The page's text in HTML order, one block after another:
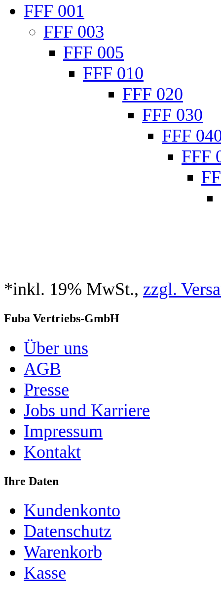
FFF 001
FFF 003
FFF 005
FFF 010
FFF 020
FFF 030
FFF
FFF
*inkl. 19% MwSt., zzgl.
Fuba Vertriebs-GmbH
Über uns
AGB
Presse
Jobs und Karriere
Impressum
Kontakt
Ihre Daten
Kundenkonto
Datenschutz
Warenkorb
Kasse